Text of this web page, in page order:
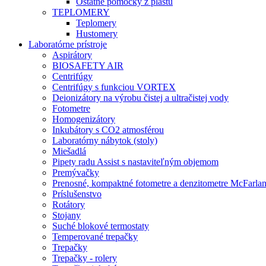
TEPLOMERY
Teplomery
Hustomery
Laboratórne prístroje
Aspirátory
BIOSAFETY AIR
Centrifúgy
Centrifúgy s funkciou VORTEX
Deionizátory na výrobu čistej a ultračistej vody
Fotometre
Homogenizátory
Inkubátory s CO2 atmosférou
Laboratórny nábytok (stoly)
Miešadlá
Pipety radu Assist s nastaviteľným objemom
Premývačky
Prenosné, kompaktné fotometre a denzitometre
Príslušenstvo
Rotátory
Stojany
Suché blokové termostaty
Temperované trepačky
Trepačky
Trepačky - rolery